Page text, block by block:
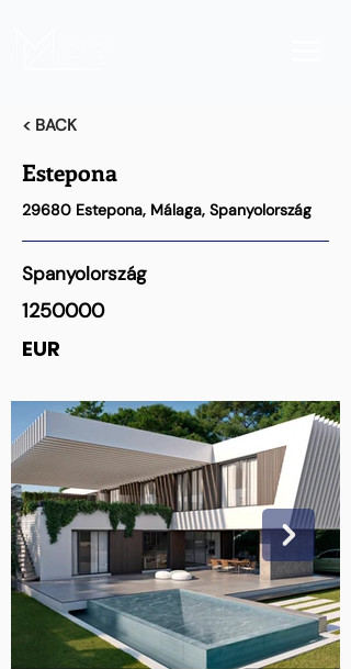
< BACK
Estepona
29680 Estepona, Málaga, Spanyolország
Spanyolország
1250000
EUR